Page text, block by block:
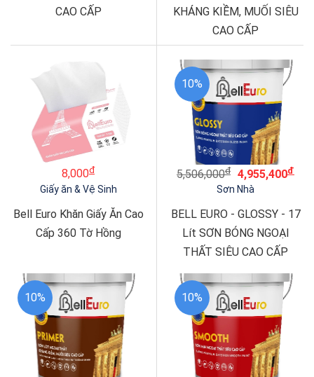
CAO CẤP
KHÁNG KIỀM, MUỐI SIÊU
CAO CẤP
8,000đ
Giấy ăn & Vệ Sinh
Bell Euro Khăn Giấy Ăn Cao
Cấp 360 Tờ Hồng
10%
5,506,000đ 4,955,400đ
Sơn Nhà
BELL EURO - GLOSSY - 17
Lít SƠN BÓNG NGOẠI
THẤT SIÊU CAO CẤP
10% 10%